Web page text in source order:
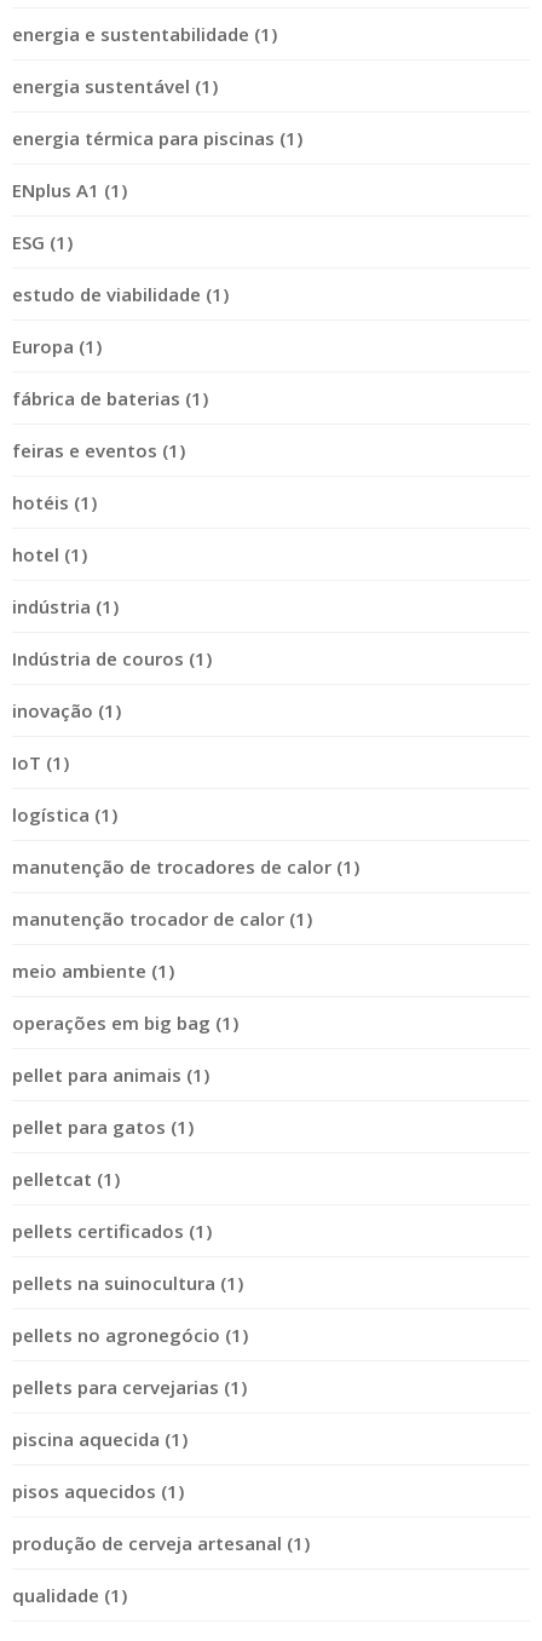
energia e sustentabilidade (1)
energia sustentável (1)
energia térmica para piscinas (1)
ENplus A1 (1)
ESG (1)
estudo de viabilidade (1)
Europa (1)
fábrica de baterias (1)
feiras e eventos (1)
hotéis (1)
hotel (1)
indústria (1)
Indústria de couros (1)
inovação (1)
IoT (1)
logística (1)
manutenção de trocadores de calor (1)
manutenção trocador de calor (1)
meio ambiente (1)
operações em big bag (1)
pellet para animais (1)
pellet para gatos (1)
pelletcat (1)
pellets certificados (1)
pellets na suinocultura (1)
pellets no agronegócio (1)
pellets para cervejarias (1)
piscina aquecida (1)
pisos aquecidos (1)
produção de cerveja artesanal (1)
qualidade (1)